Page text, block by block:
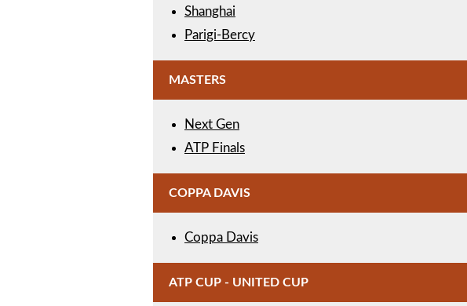
Shanghai
Parigi-Bercy
MASTERS
Next Gen
ATP Finals
COPPA DAVIS
Coppa Davis
ATP CUP - UNITED CUP